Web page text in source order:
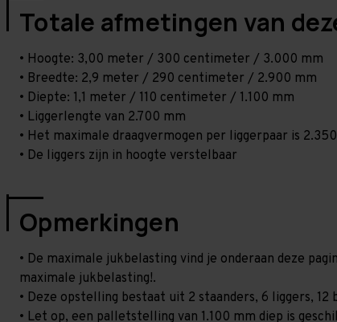
Totale afmetingen van
• Hoogte: 3,00 meter / 300 centimeter / 3.000 mm
• Breedte: 2,9 meter / 290 centimeter / 2.900 mm
• Diepte: 1,1 meter / 110 centimeter / 1.100 mm
• Liggerlengte van 2.700 mm
• Het maximale draagvermogen per liggerpaar is
• De liggers zijn in hoogte verstelbaar
Opmerkingen
• De maximale jukbelasting vind je onderaan deze
maximale jukbelasting!.
• Deze opstelling bestaat uit 2 staanders, 6 liggers,
• Let op, een palletstelling van 1.100 mm diep is